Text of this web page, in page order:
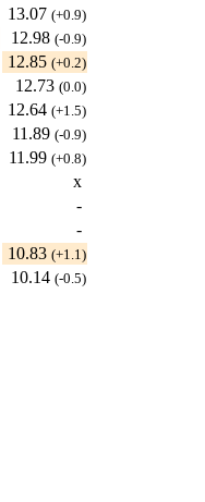
13.07 (+0.9)
12.98 (-0.9)
12.85 (+0.2)
12.73 (0.0)
12.64 (+1.5)
11.89 (-0.9)
11.99 (+0.8)
x
-
-
10.83 (+1.1)
10.14 (-0.5)